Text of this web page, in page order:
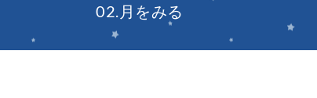
02.月をみる